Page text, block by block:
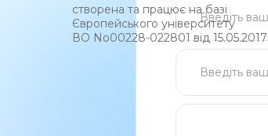
створена та працює на базі
Європейського університету
ВО No00228-022801 від 15.05.2017